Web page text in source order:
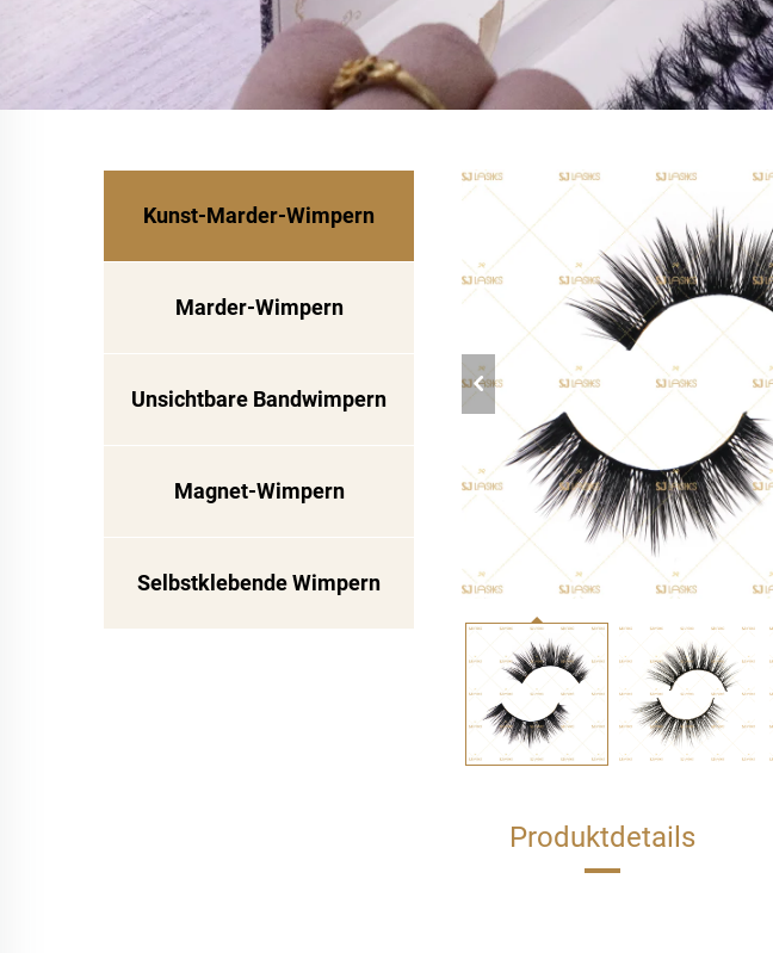
Kunst-Marder-Wimpern
Marder-Wimpern
Unsichtbare Bandwimpern
Magnet-Wimpern
Selbstklebende Wimpern
Produktdetails